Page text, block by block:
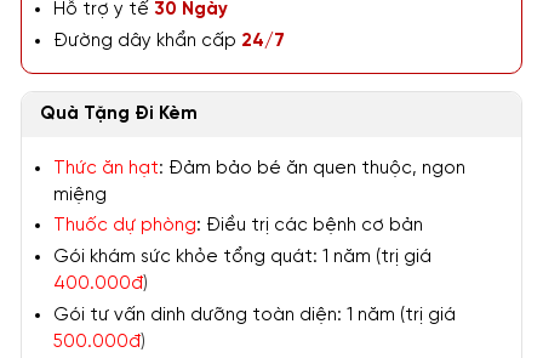
Hỗ trợ y tế 30 Ngày
Đường dây khẩn cấp 24/7
Quà Tặng Đi Kèm
Thức ăn hạt: Đảm bảo bé ăn quen thuộc, ngon
miệng
Thuốc dự phòng: Điều trị các bệnh cơ bản
Gói khám sức khỏe tổng quát: 1 năm (trị giá
400.000đ)
Gói tư vấn dinh dưỡng toàn diện: 1 năm (trị giá
500.000đ)